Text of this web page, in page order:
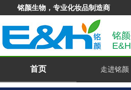
铭颜生物，专业化妆品制造商
铭
首页 走进铭颜